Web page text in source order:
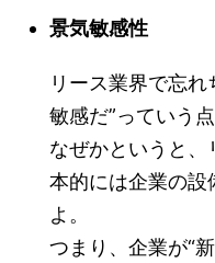
景気敏感性
リース業界で忘
敏感だ”っていう点
なぜかというと、
本的には企業の設
よ。
つまり、企業が“